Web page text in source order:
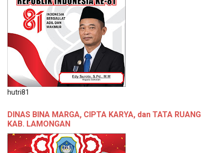
hutri81
DINAS BINA MARGA, CIPTA KARYA, dan TATA RUANG
KAB. LAMONGAN